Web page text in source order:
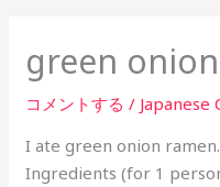
green
コメントする / Japanese
I ate green onion ramen.
Ingredients (for 1